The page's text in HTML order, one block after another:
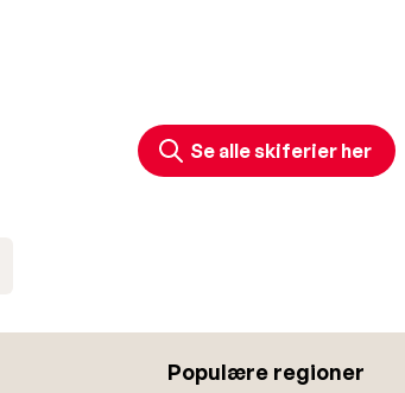
Se alle skiferier her
Populære regioner